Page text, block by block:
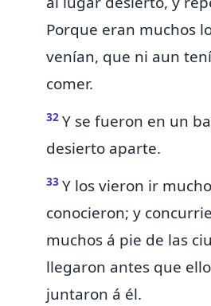
Porque eran muchos
venían, que ni aun
comer.
32 Y se fueron en un
desierto aparte.
33 Y los vieron ir
conocieron; y
muchos á pie de las
llegaron antes que
juntaron á él.